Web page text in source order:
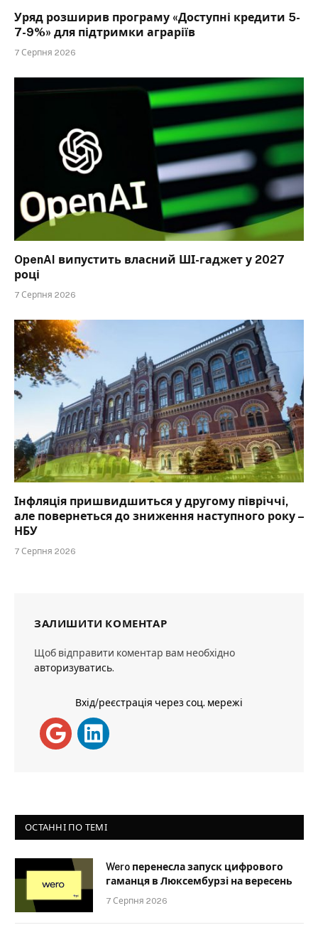
Уряд розширив програму «Доступні кредити 5-
7-9%» для підтримки аграріїв
7 Серпня 2026
OpenAI випустить власний ШІ-гаджет у 2027
році
7 Серпня 2026
Інфляція пришвидшиться у другому півріччі,
але повернеться до зниження наступного року –
НБУ
7 Серпня 2026
ЗАЛИШИТИ КОМЕНТАР
Щоб відправити коментар вам необхідно
авторизуватись.
Вхід/реєстрація через соц. мережі
ОСТАННІ ПО ТЕМІ
Wero перенесла запуск цифрового
гаманця в Люксембурзі на вересень
7 Серпня 2026